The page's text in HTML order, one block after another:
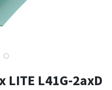
LITE L41G-2axD